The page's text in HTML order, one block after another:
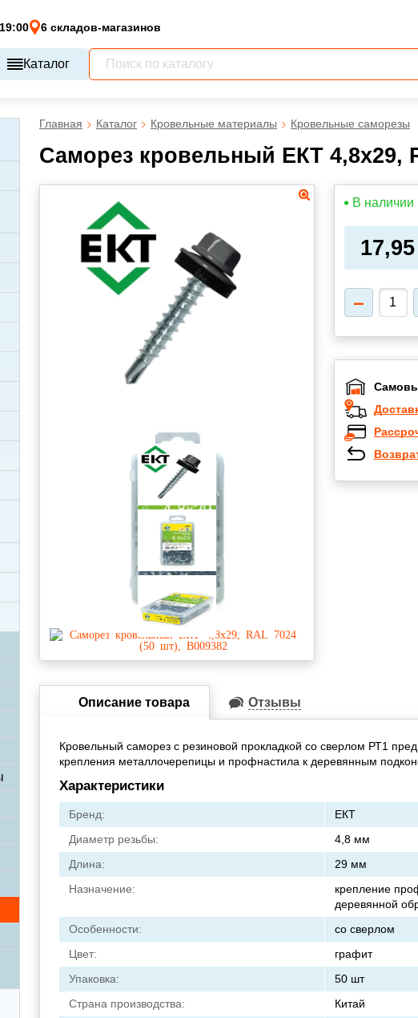
6 складов-магазинов
Каталог
Главная Каталог Кровельные материалы Кровельные саморезы
Саморез кровельный ЕКТ 4,8х29,
В наличии
17,95
Описание товара Отзывы
Кровельный саморез с резиновой прокладкой со сверлом РТ1
крепления металлочерепицы и профнастила к деревянным
Характеристики
Бренд:
ЕКТ
Диаметр резьбы:
4,8 мм
Длина:
29 мм
Назначение:
крепление
деревянной
Особенности:
со сверлом
Цвет:
графит
Упаковка:
50 шт
Страна производства:
Китай